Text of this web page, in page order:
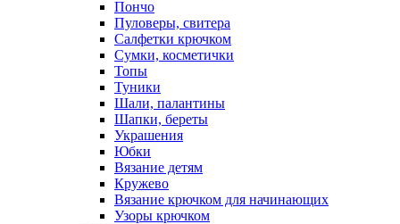
Пончо
Пуловеры, свитера
Салфетки крючком
Сумки, косметички
Топы
Туники
Шали, палантины
Шапки, береты
Украшения
Юбки
Вязание детям
Кружево
Вязание крючком для начинающих
Узоры крючком